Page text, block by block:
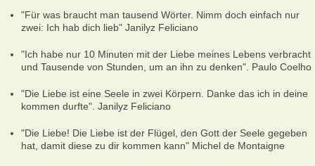
"Für was braucht man tausend Wörter. Nimm doch einfach nur
zwei: Ich hab dich lieb" Janilyz Feliciano
"Ich habe nur 10 Minuten mit der Liebe meines Lebens verbracht
und Tausende von Stunden, um an ihn zu denken" . Paulo Coelho
"Die Liebe ist eine Seele in zwei Körpern. Danke das ich in deine
kommen durfte". Janilyz Feliciano
"Die Liebe! Die Liebe ist der Flügel, den Gott der Seele gegeben
hat, damit diese zu dir kommen kann" Michel de Montaigne